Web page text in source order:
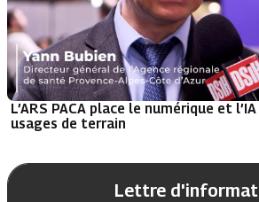
L’ARS PACA place le numérique et
usages de terrain
Lettre